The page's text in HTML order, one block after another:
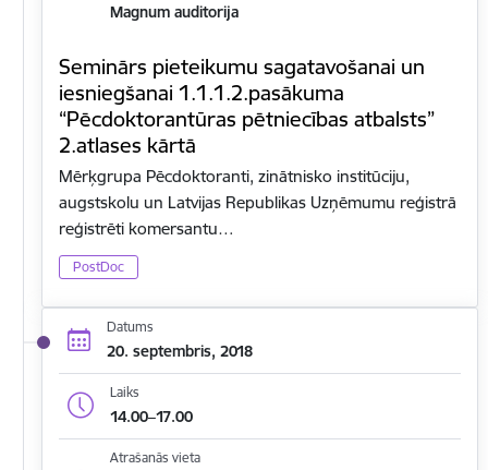
Magnum auditorija
Seminārs pieteikumu sagatavošanai un
iesniegšanai 1.1.1.2.pasākuma
“Pēcdoktorantūras pētniecības atbalsts”
2.atlases kārtā
Mērķgrupa Pēcdoktoranti, zinātnisko institūciju,
augstskolu un Latvijas Republikas Uzņēmumu reģistrā
reģistrēti komersantu…
PostDoc
Datums
20. septembris, 2018
Laiks
14.00–17.00
Atrašanās vieta